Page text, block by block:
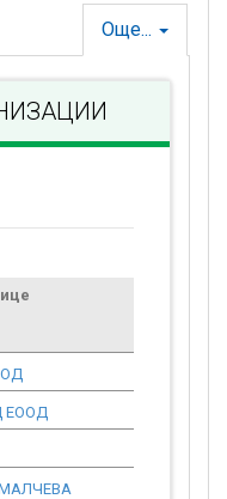
Още...
ЕООД
МАЛЧЕВА